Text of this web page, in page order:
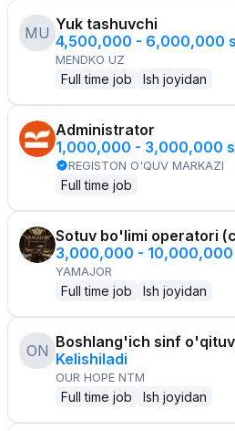
MU Yuk tashuvchi
4,500,000 - 6,000,000
MENDKO UZ
Full time job Ish joyidan
Administrator
1,000,000 - 3,000,000
REGISTON O'QUV MARKAZI
Full time job
Sotuv bo'limi operatori
3,000,000 - 10,000,000
YAMAJOR
Full time job Ish joyidan
ON Boshlang'ich sinf
Kelishiladi
OUR HOPE NTM
Full time job Ish joyidan